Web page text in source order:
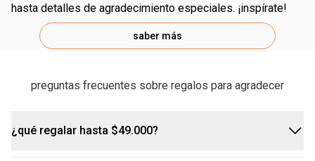
hasta detalles de agradecimiento especiales. ¡inspírate!
saber más
preguntas frecuentes sobre regalos para agradecer
¿qué regalar hasta $49.000?